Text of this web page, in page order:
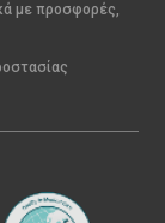
με προσφορές,